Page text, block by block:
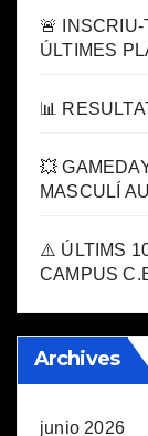
🚨
ÚLTIMES
📊
💥
MASCULÍ
⚠️ ÚLTIMS
CAMPUS
Archives
junio 2026